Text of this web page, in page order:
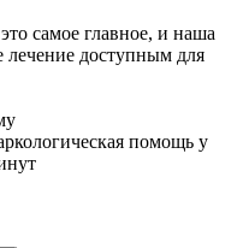
самое главное, и наша
лечение доступным для
помощь у